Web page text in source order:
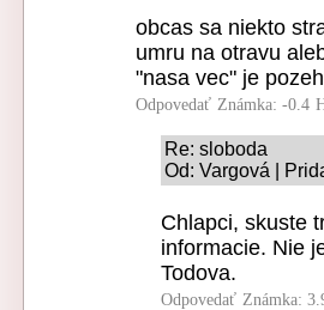
obcas sa niekto
umru na otravu
"nasa vec" je
Odpovedať Známka: -0.4
Re: sloboda
Od: Vargová |
Chlapci, skuste
informacie. Nie
Todova.
Odpovedať Známka: